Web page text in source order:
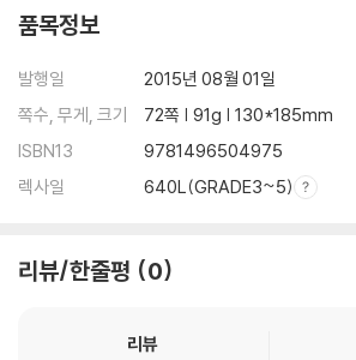
품목정보
발행일
2015년 08월 01일
쪽수, 무게, 크기
72쪽 | 91g | 130*185mm
ISBN13
9781496504975
렉사일
640L(GRADE3~5)
리뷰/한줄평 0
리뷰